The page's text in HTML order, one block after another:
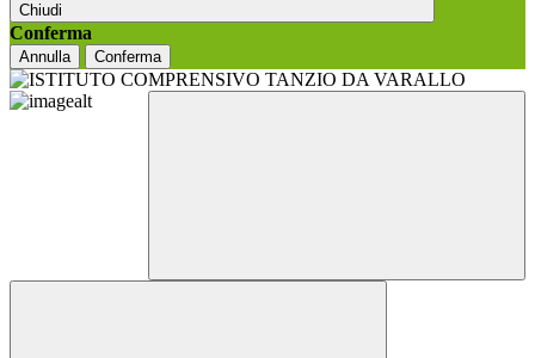
Chiudi
Conferma
Annulla Conferma